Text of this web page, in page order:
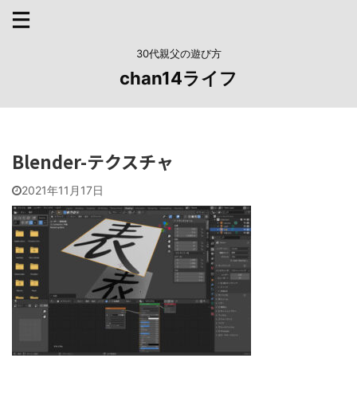
30代親父の遊び方
chan14ライフ
Blender-テクスチャ
2021年11月17日